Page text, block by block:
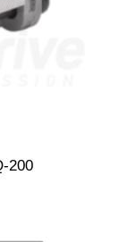
200